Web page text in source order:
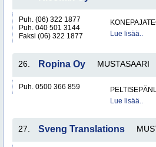
Puh. (06) 322 1877
Puh. 040 501 3144
Faksi (06) 322 1877
Lue lisää..
26. Ropina Oy MUSTASAARI
Puh. 0500 366 859
Lue lisää..
27. Sveng Translations